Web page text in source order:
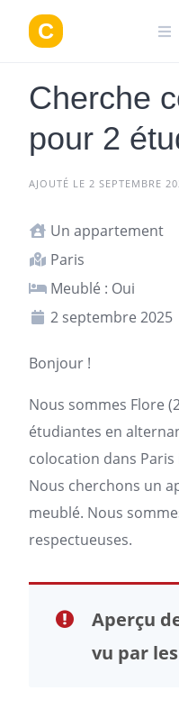
contenu
Cherche
pour 2
AJOUTÉ LE 2 SEPTEMBRE
Un appartement
Paris
Meublé : Oui
2 septembre 2025
Bonjour !
Nous sommes Flore
étudiantes en
colocation dans Paris
Nous cherchons un
meublé. Nous
respectueuses.
Aperçu
vu par